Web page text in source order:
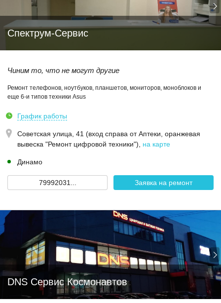
Спектрум-Сервис
Чиним то, что не могут другие
Ремонт телефонов, ноутбуков, планшетов, мониторов, моноблоков и
еще 6-и типов техники Asus
График работы
Советская улица, 41 (вход справа от Аптеки, оранжевая
вывеска "Ремонт цифровой техники")
на карте
Динамо
79992031... Заявка на ремонт
DNS Сервис Космонавтов